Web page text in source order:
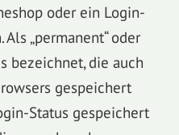
oder ein Login-
„permanent“ oder
bezeichnet, die auch
gespeichert
Status gespeichert